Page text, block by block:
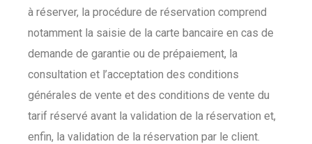
à réserver, la procédure de réservation comprend
notamment la saisie de la carte bancaire en cas de
demande de garantie ou de prépaiement, la
consultation et l’acceptation des conditions
générales de vente et des conditions de vente du
tarif réservé avant la validation de la réservation et,
enfin, la validation de la réservation par le client.